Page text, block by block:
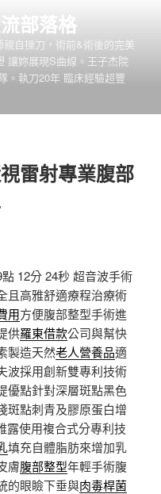
部落格
自操刀，術前&術後的完美
讓妳展現S曲線。王子杰院
。執刀20年 臨床經驗超豐
雷射專業腹部
12分 24秒 超音波手術
且高雅舒適療程治療術
用方便腹部整型手術進
供羅東借款公司與幫快
製造天然老人營養品適
波採用創新雙專利技術
優點針對深層斑點黑色
斑點刺青及膠原蛋白增
露使用複合式分專利技
填充自體脂肪來增加乳
膚腹部整型年輕手術腹
的眼瞼下垂與肉毒桿菌